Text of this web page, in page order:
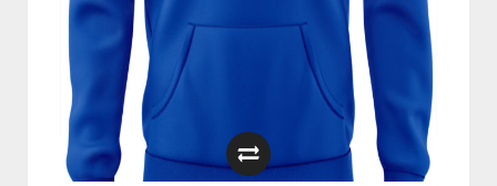
Bluza “Pruszkowski” CZARNA
249,00 zł